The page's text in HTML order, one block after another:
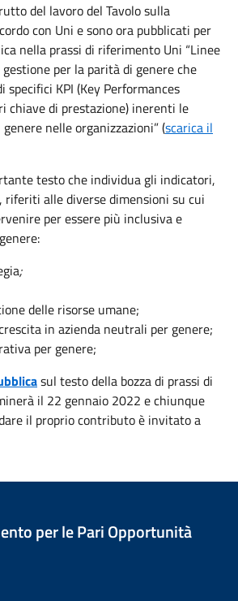
del lavoro del Tavolo sulla
con Uni e sono ora pubblicati per
nella prassi di riferimento Uni “Linee
per la parità di genere che
specifici KPI (Key Performances
chiave di prestazione) inerenti le
nelle organizzazioni” (scarica il
testo che individua gli indicatori,
riferiti alle diverse dimensioni su cui
per essere più inclusiva e
;
delle risorse umane;
in azienda neutrali per genere;
per genere;
sul testo della bozza di prassi di
il 22 gennaio 2022 e chiunque
il proprio contributo è invitato a
per le Pari Opportunità